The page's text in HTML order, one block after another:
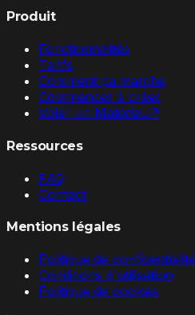
Produit
Fonctionnalités
Tarifs
Comment ça marche
Commencer à créer
Voler un Matériau ↗
Ressources
FAQ
Contact
Mentions légales
Politique de confidentialité
Conditions d'utilisation
Politique de cookies